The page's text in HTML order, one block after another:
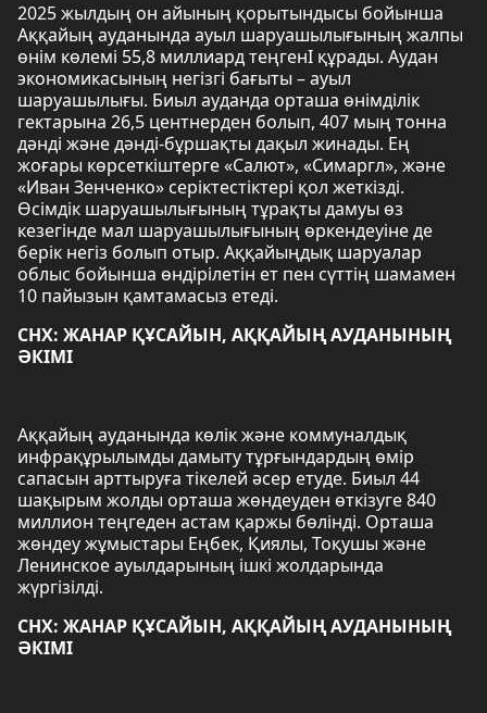
2025 жылдың он айының қорытындысы бойынша
Аққайың ауданында ауыл шаруашылығының жалпы
өнім көлемі 55,8 миллиард теңгенІ құрады. Аудан
экономикасының негізгі бағыты – ауыл
шаруашылығы. Биыл ауданда орташа өнімділік
гектарына 26,5 центнерден болып, 407 мың тонна
дәнді және дәнді-бұршақты дақыл жинады. Ең
жоғары көрсеткіштерге «Салют», «Симаргл», және
«Иван Зенченко» серіктестіктері қол жеткізді.
Өсімдік шаруашылығының тұрақты дамуы өз
кезегінде мал шаруашылығының өркендеуіне де
берік негіз болып отыр. Аққайыңдық шаруалар
облыс бойынша өндірілетін ет пен сүттің шамамен
10 пайызын қамтамасыз етеді.
СНХ: ЖАНАР ҚҰСАЙЫН, АҚҚАЙЫҢ АУДАНЫНЫҢ
ӘКІМІ
Аққайың ауданында көлік және коммуналдық
инфрақұрылымды дамыту тұрғындардың өмір
сапасын арттыруға тікелей әсер етуде. Биыл 44
шақырым жолды орташа жөндеуден өткізуге 840
миллион теңгеден астам қаржы бөлінді. Орташа
жөндеу жұмыстары Еңбек, Қиялы, Тоқушы және
Ленинское ауылдарының ішкі жолдарында
жүргізілді.
СНХ: ЖАНАР ҚҰСАЙЫН, АҚҚАЙЫҢ АУДАНЫНЫҢ
ӘКІМІ